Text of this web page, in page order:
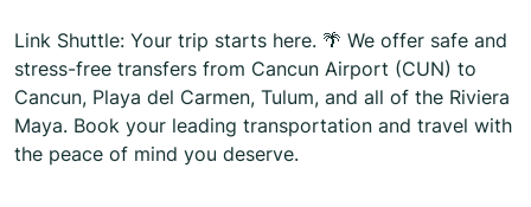
Link Shuttle: Your trip starts here. 🌴 We offer safe and
stress-free transfers from Cancun Airport (CUN) to
Cancun, Playa del Carmen, Tulum, and all of the Riviera
Maya. Book your leading transportation and travel with
the peace of mind you deserve.